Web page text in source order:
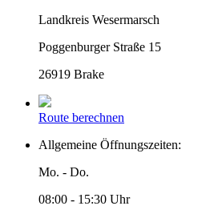
Landkreis Wesermarsch
Poggenburger Straße 15
26919 Brake
Route berechnen
Allgemeine Öffnungszeiten:
Mo. - Do.
08:00 - 15:30 Uhr